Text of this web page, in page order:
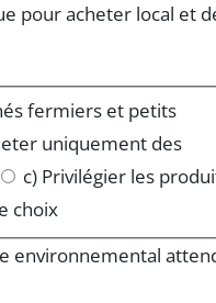
pour acheter local et
fermiers et petits
uniquement des
c) Privilégier les
choix
environnemental